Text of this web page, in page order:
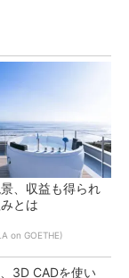
、収益も得られ
とは
on GOETHE)
3D CADを使い